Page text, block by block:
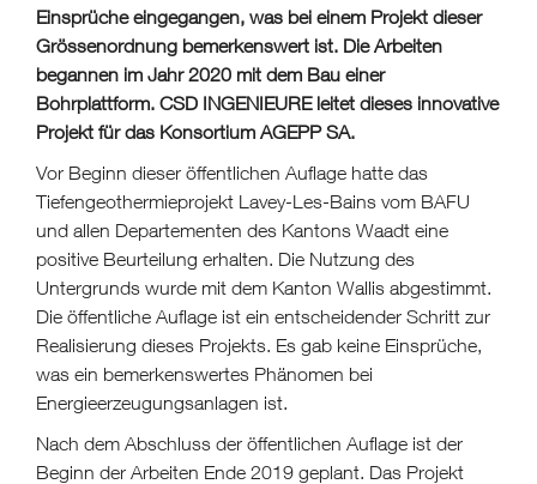
Einsprüche eingegangen, was bei einem Projekt dieser
Grössenordnung bemerkenswert ist. Die Arbeiten
begannen im Jahr 2020 mit dem Bau einer
Bohrplattform. CSD INGENIEURE leitet dieses innovative
Projekt für das Konsortium AGEPP SA.
Vor Beginn dieser öffentlichen Auflage hatte das
Tiefengeothermieprojekt Lavey-Les-Bains vom BAFU
und allen Departementen des Kantons Waadt eine
positive Beurteilung erhalten. Die Nutzung des
Untergrunds wurde mit dem Kanton Wallis abgestimmt.
Die öffentliche Auflage ist ein entscheidender Schritt zur
Realisierung dieses Projekts. Es gab keine Einsprüche,
was ein bemerkenswertes Phänomen bei
Energieerzeugungsanlagen ist.
Nach dem Abschluss der öffentlichen Auflage ist der
Beginn der Arbeiten Ende 2019 geplant. Das Projekt